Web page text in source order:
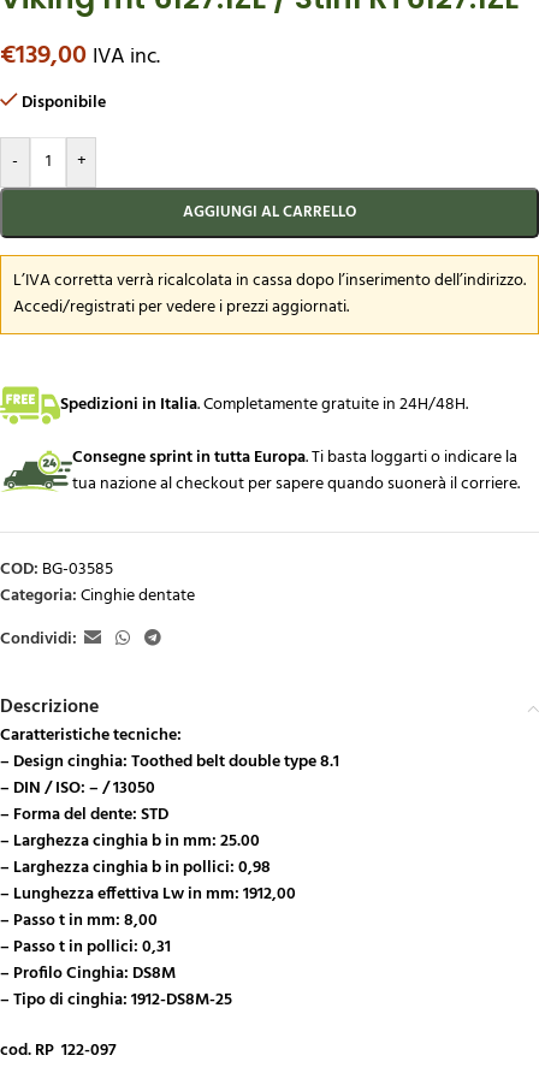
€139,00 IVA inc.
Disponibile
- +
AGGIUNGI AL CARRELLO
L’IVA corretta verrà ricalcolata in cassa dopo l’inserimento dell’indirizzo.
Accedi/registrati per vedere i prezzi aggiornati.
Spedizioni in Italia.Completamente gratuite in 24H/48H.
Consegne sprint in tutta Europa. Ti basta loggarti o indicare la
tua nazione al checkout per sapere quando suonerà il corriere.
COD: BG-03585
Categoria:Cinghie dentate
Condividi:
Descrizione
Caratteristiche tecniche:
– Design cinghia: Toothed belt double type 8.1
– DIN / ISO: – / 13050
– Forma del dente: STD
– Larghezza cinghia b in mm: 25.00
– Larghezza cinghia b in pollici: 0,98
– Lunghezza effettiva Lw in mm: 1912,00
– Passo t in mm: 8,00
– Passo t in pollici: 0,31
– Profilo Cinghia: DS8M
– Tipo di cinghia: 1912-DS8M-25
cod. RP 122-097